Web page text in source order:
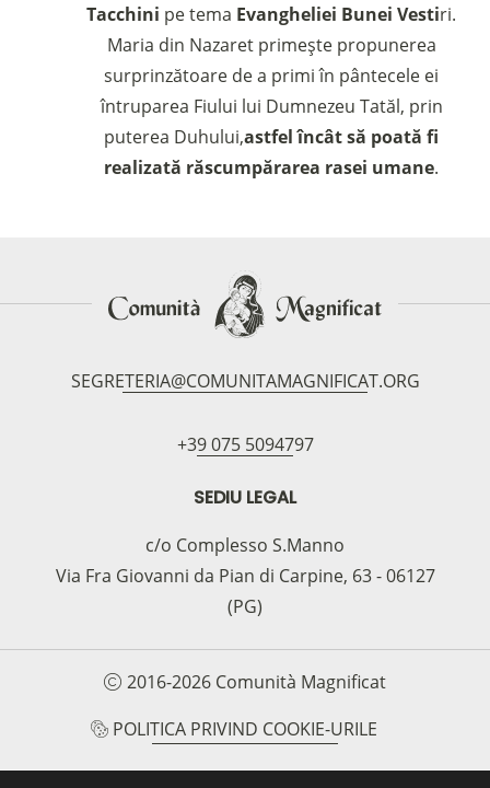
Tacchini pe tema Evangheliei Bunei Vestiri.
Maria din Nazaret primește propunerea
surprinzătoare de a primi în pântecele ei
întruparea Fiului lui Dumnezeu Tatăl, prin
puterea Duhului,astfel încât să poată fi
realizată răscumpărarea rasei umane.
SEGRETERIA@COMUNITAMAGNIFICAT.ORG
+39 075 5094797
SEDIU LEGAL
c/o Complesso S.Manno
Via Fra Giovanni da Pian di Carpine, 63 - 06127
(PG)
2016-2026 Comunità Magnificat
POLITICA PRIVIND COOKIE-URILE
POLITICA DE CONFIDENȚIALITATE